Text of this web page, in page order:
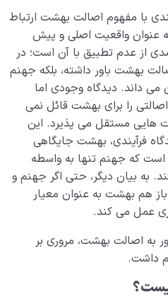
0/9
با مفهوم اصالت بهشت ارتباط
عنوان واقعیت اصلی و پیش
از عدم تطبیق با آن است؛ در
بهشت باور داشته، بلکه جهنم
می داند. دیدگاه وجودی اما
را برای بهشت قائل نمی
هایی مستقل می پذیرد. این
فرآیندی، بهشت جایگاهی
که جهنم تنها به واسطه
به بیان دیگر، حتی اگر جهنم و
هم بهشت به عنوان معیار
عمل می کند.
به اصالت بهشت، مروری بر
داشت.